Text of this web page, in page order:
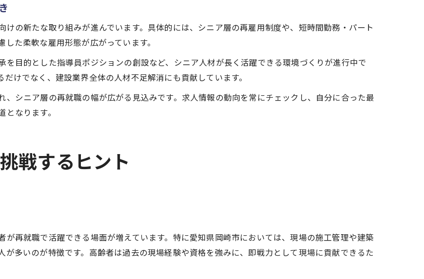
の新たな取り組みが進んでいます。具体的には、シニア層の再雇用制度や、短時間勤務・パート
た柔軟な雇用形態が広がっています。
を目的とした指導員ポジションの創設など、シニア人材が長く活躍できる環境づくりが進行中で
けでなく、建設業界全体の人材不足解消にも貢献しています。
シニア層の再就職の幅が広がる見込みです。求人情報の動向を常にチェックし、自分に合った最
なります。
戦するヒント
再就職で活躍できる場面が増えています。特に愛知県岡崎市においては、現場の施工管理や建築
多いのが特徴です。高齢者は過去の現場経験や資格を強みに、即戦力として現場に貢献できるた